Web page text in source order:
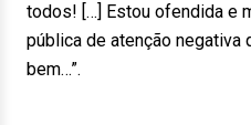
todos! […] Estou ofendida e
pública de atenção negativa
bem…”.